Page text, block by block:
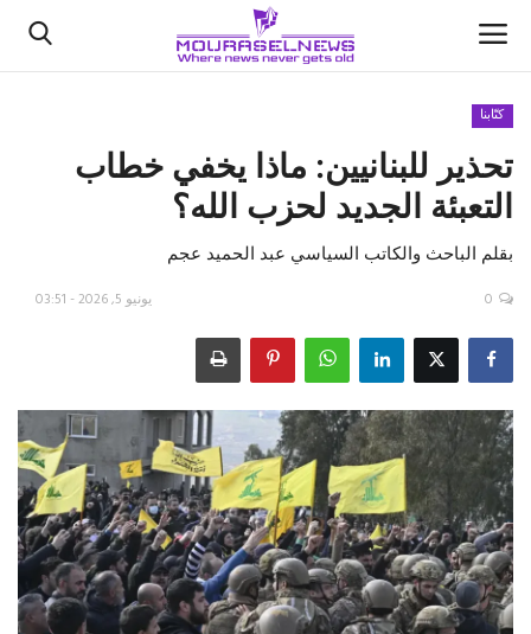
الأخبار
كتّابنا
اقتصاد
علوم وتكنولوجيا
رياضة
فيديو
حياة
كتّابنا
تحذير للبنانيين: ماذا يخفي خطاب
التعبئة الجديد لحزب الله؟
بقلم الباحث والكاتب السياسي عبد الحميد عجم
يونيو 5, 2026 - 03:51 0